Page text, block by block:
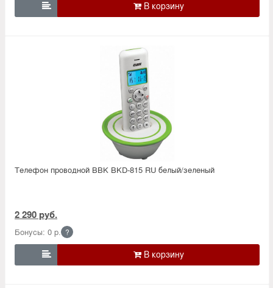

Телефон проводной BBK BKD-815 RU белый/зеленый
2 290 руб.
Бонусы: 0 р. ?
